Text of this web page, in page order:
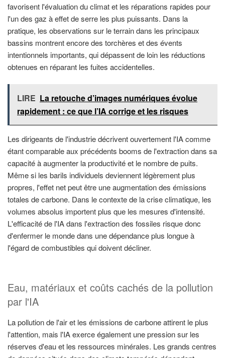
favorisent l'évaluation du climat et les réparations rapides pour
l'un des gaz à effet de serre les plus puissants. Dans la
pratique, les observations sur le terrain dans les principaux
bassins montrent encore des torchères et des évents
intentionnels importants, qui dépassent de loin les réductions
obtenues en réparant les fuites accidentelles.
LIRE La retouche d’images numériques évolue
rapidement : ce que l’IA corrige et les risques
Les dirigeants de l'industrie décrivent ouvertement l'IA comme
étant comparable aux précédents booms de l'extraction dans sa
capacité à augmenter la productivité et le nombre de puits.
Même si les barils individuels deviennent légèrement plus
propres, l'effet net peut être une augmentation des émissions
totales de carbone. Dans le contexte de la crise climatique, les
volumes absolus importent plus que les mesures d'intensité.
L'efficacité de l'IA dans l'extraction des fossiles risque donc
d'enfermer le monde dans une dépendance plus longue à
l'égard de combustibles qui doivent décliner.
Eau, matériaux et coûts cachés de la pollution
par l'IA
La pollution de l'air et les émissions de carbone attirent le plus
l'attention, mais l'IA exerce également une pression sur les
réserves d'eau et les ressources minérales. Les grands centres